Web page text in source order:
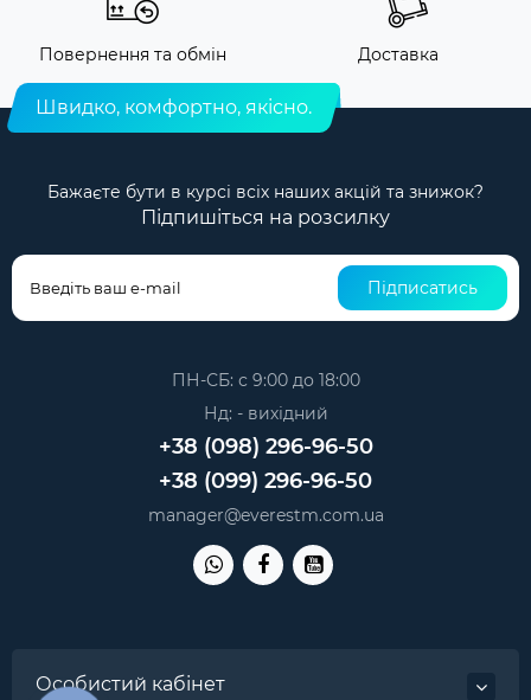
Повернення та обмін Доставка
Швидко, комфортно, якісно.
Бажаєте бути в курсі всіх наших акцій та знижок?
Підпишіться на розсилку
Підписатись
ПН-СБ: с 9:00 до 18:00
Нд: - вихідний
+38 (098) 296-96-50
+38 (099) 296-96-50
manager@everestm.com.ua
Особистий кабінет